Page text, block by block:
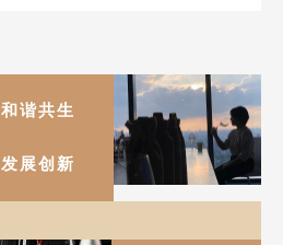
和谐共生
发展创新